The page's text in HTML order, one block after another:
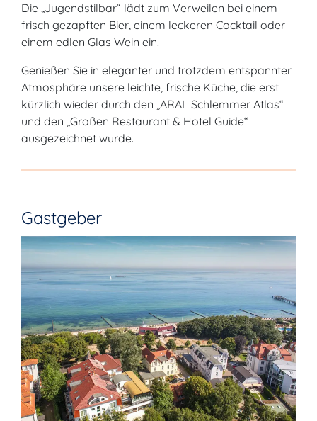
Die „Jugendstilbar“ lädt zum Verweilen bei einem
frisch gezapften Bier, einem leckeren Cocktail oder
einem edlen Glas Wein ein.
Genießen Sie in eleganter und trotzdem entspannter
Atmosphäre unsere leichte, frische Küche, die erst
kürzlich wieder durch den „ARAL Schlemmer Atlas“
und den „Großen Restaurant & Hotel Guide“
ausgezeichnet wurde.
Gastgeber